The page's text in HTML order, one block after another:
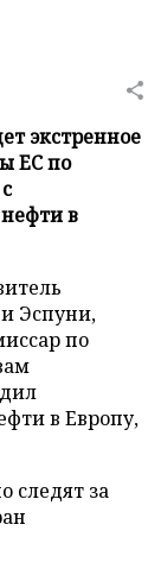
экстренное
ЕС по
в
Эспуни,
по
в Европу,
следят за